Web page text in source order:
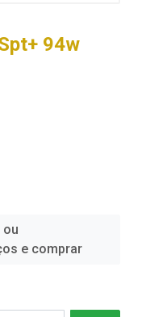
94w
ou
e comprar